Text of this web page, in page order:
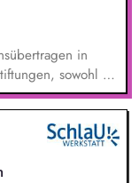
in
sowohl zu
Sie
Aufgaben
Sie
und
Hinsicht.